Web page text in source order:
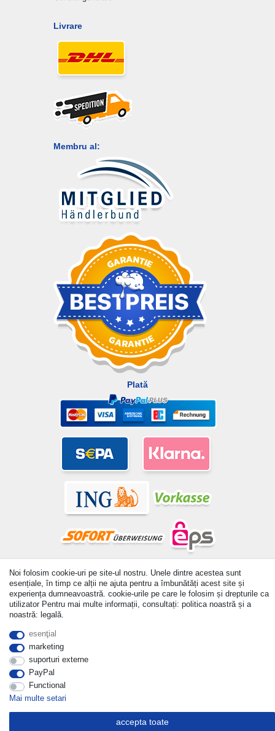
Livrare
Membru al:
Plată
© Copyright 2026 | Toate drepturile rezervate. - All rights
reserved. Prices incl. VAT. 19% VAT Basic prices see article detail
| * Applies to deliveries to the UK!
Noi folosim cookie-uri pe site-ul nostru. Unele dintre acestea sunt
esențiale, în timp ce alții ne ajuta pentru a îmbunătăți acest site și
experiența dumneavoastră. cookie-urile pe care le folosim și drepturile ca
utilizator Pentru mai multe informații, consultați: politica noastră și a
noastră: legală.
esenţial
marketing
suporturi externe
PayPal
Functional
Mai multe setari
accepta toate